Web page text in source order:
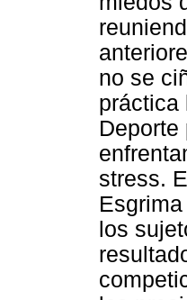
no se
práctica
stress.
los